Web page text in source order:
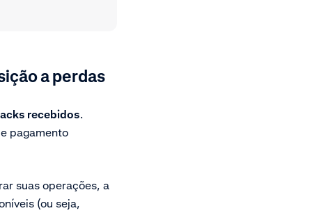
a perdas
recebidos.
pagamento
suas operações, a
(ou seja,